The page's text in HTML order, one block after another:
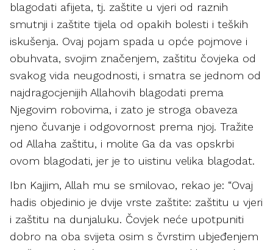
blagodati afijeta, tj. zaštite u vjeri od raznih
smutnji i zaštite tijela od opakih bolesti i teških
iskušenja. Ovaj pojam spada u opće pojmove i
obuhvata, svojim značenjem, zaštitu čovjeka od
svakog vida neugodnosti, i smatra se jednom od
najdragocjenijih Allahovih blagodati prema
Njegovim robovima, i zato je stroga obaveza
njeno čuvanje i odgovornost prema njoj. Tražite
od Allaha zaštitu, i molite Ga da vas opskrbi
ovom blagodati, jer je to uistinu velika blagodat.
Ibn Kajjim, Allah mu se smilovao, rekao je: “Ovaj
hadis objedinio je dvije vrste zaštite: zaštitu u vjeri
i zaštitu na dunjaluku. Čovjek neće upotpuniti
dobro na oba svijeta osim s čvrstim ubjeđenjem